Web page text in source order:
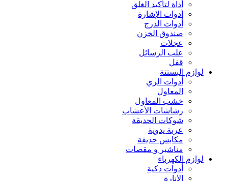
أداة لتأكيد الغلق
أدوات الإشارة
أدوات الدرج
صندوق الخزن
عجلات
علب الرسائل
قفل
لوازم البستنة
أدوات الري
المعاول
خشب المعاول
رشاشات الأعشاب
شوكات الحديقة
عربة يدوية
مكابس حديقة
مناشير و مقصات
لوازم الكهرباء
أدوات ذكية
الإنارة